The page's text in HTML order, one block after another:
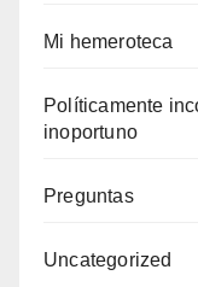
Mi hemeroteca
Polí­ticamente
inoportuno
Preguntas
Uncategorized